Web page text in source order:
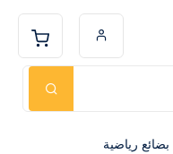
بضائع رياضية